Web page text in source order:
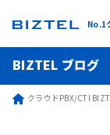
No.1
BIZTEL ブログ
クラウドPBX/CTI